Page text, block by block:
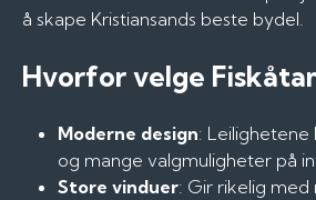
å skape Kristiansands beste bydel.
Hvorfor velge
Moderne design:
og mange valgmuligheter på
Store vinduer: Gir rikelig med